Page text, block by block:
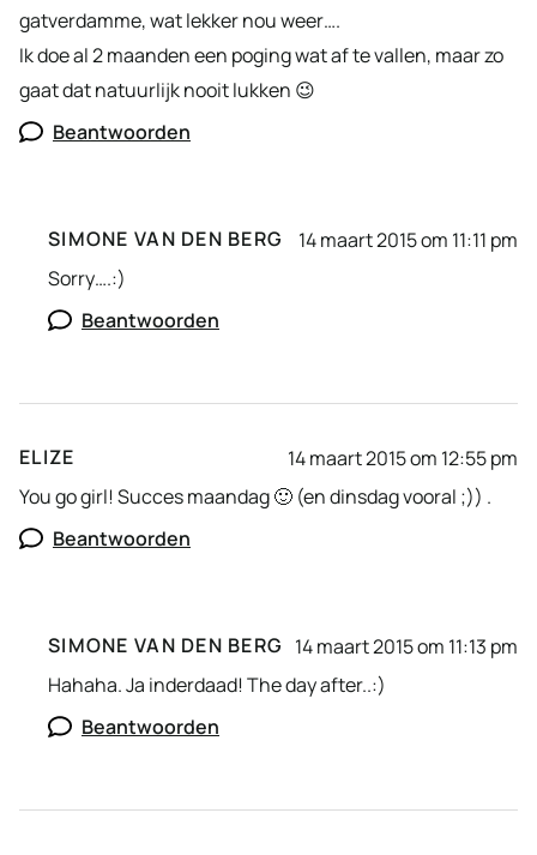
gatverdamme, wat lekker nou weer….
Ik doe al 2 maanden een poging wat af te vallen, maar zo
gaat dat natuurlijk nooit lukken 😉
Beantwoorden
SIMONE VAN DEN BERG
14 maart 2015 om 11:11 pm
Sorry….:)
Beantwoorden
ELIZE
14 maart 2015 om 12:55 pm
You go girl! Succes maandag 🙂 (en dinsdag vooral ;)) .
Beantwoorden
SIMONE VAN DEN BERG 14 maart 2015 om 11:13 pm
Hahaha. Ja inderdaad! The day after..:)
Beantwoorden